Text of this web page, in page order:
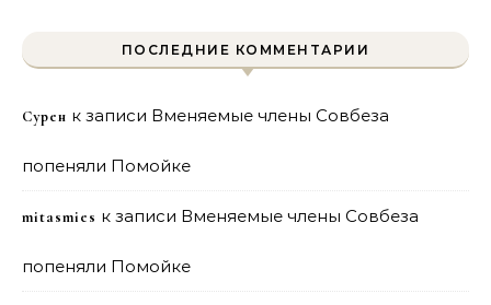
ПОСЛЕДНИЕ КОММЕНТАРИИ
Сурен к записи Вменяемые члены Совбеза
попеняли Помойке
mitasmies к записи Вменяемые члены Совбеза
попеняли Помойке